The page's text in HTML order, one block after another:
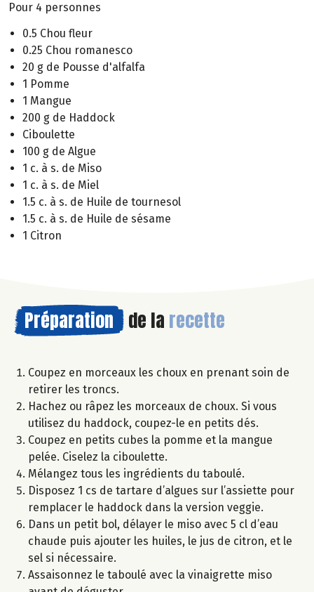
Pour 4 personnes
0.5 Chou fleur
0.25 Chou romanesco
20 g de Pousse d'alfalfa
1 Pomme
1 Mangue
200 g de Haddock
Ciboulette
100 g de Algue
1 c. à s. de Miso
1 c. à s. de Miel
1.5 c. à s. de Huile de tournesol
1.5 c. à s. de Huile de sésame
1 Citron
Préparation de la recette
Coupez en morceaux les choux en prenant soin de
retirer les troncs.
Hachez ou râpez les morceaux de choux. Si vous
utilisez du haddock, coupez-le en petits dés.
Coupez en petits cubes la pomme et la mangue
pelée. Ciselez la ciboulette.
Mélangez tous les ingrédients du taboulé.
Disposez 1 cs de tartare d’algues sur l’assiette pour
remplacer le haddock dans la version veggie.
Dans un petit bol, délayer le miso avec 5 cl d’eau
chaude puis ajouter les huiles, le jus de citron, et le
sel si nécessaire.
Assaisonnez le taboulé avec la vinaigrette miso